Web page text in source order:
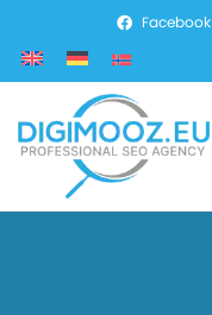
Facebook